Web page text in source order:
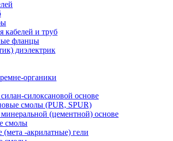
кабелей и труб
фланцы
диэлектрик
органики
силоксановой основе
смолы (PUR, SPUR)
(цементной) основе
смолы
-акрилатные) гели